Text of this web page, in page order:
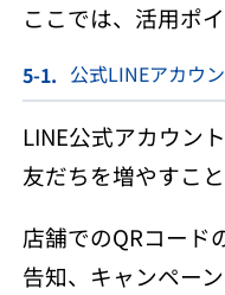
ここでは、活用ポ
公式LINEアカウ
LINE公式アカウン
友だちを増やすこと
店舗でのQRコード
告知、キャンペー